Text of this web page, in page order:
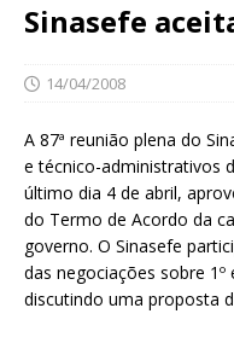
Sinasefe
14/04/2008
A 87ª reunião plena do
e técnico-administrativos
último dia 4 de abril,
do Termo de Acordo da
governo. O Sinasefe
das negociações sobre
discutindo uma proposta